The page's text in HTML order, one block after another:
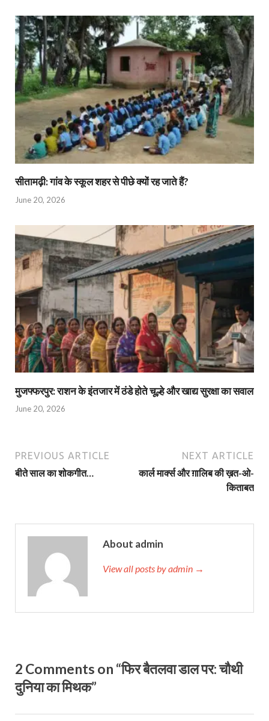
सीतामढ़ी: गांव के स्कूल शहर से पीछे क्यों रह जाते हैं?
June 20, 2026
मुजफ्फरपुर: राशन के इंतजार में ठंडे होते चूल्हे और खाद्य सुरक्षा का सवाल
June 20, 2026
PREVIOUS ARTICLE
बीते साल का शोकगीत…
NEXT ARTICLE
कार्ल मार्क्‍स और ग़ालिब की ख़त-ओ-
किताबत
About admin
View all posts by admin →
2 Comments on “फिर बैतलवा डाल पर: चौथी
दुनिया का मिथक”